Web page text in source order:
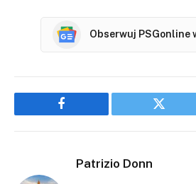
Obserwuj PSGonline
Facebook Twitter
Patrizio Donn